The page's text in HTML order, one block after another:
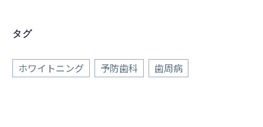
タグ
ホワイトニング 予防歯科 歯周病